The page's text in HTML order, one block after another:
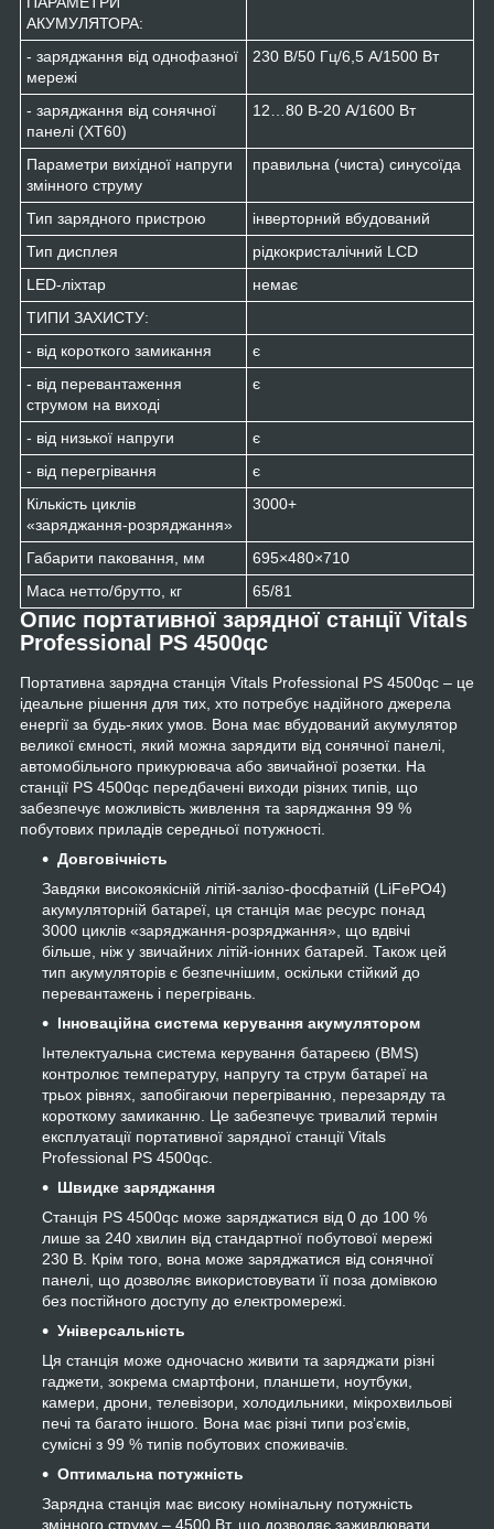
АКУМУЛЯТОРА:
- заряджання від однофазної
мережі
230 В/50 Гц/6,5 А/1500 Вт
- заряджання від сонячної
панелі (XT60)
12…80 В-20 А/1600 Вт
Параметри вихідної напруги
змінного струму
правильна (чиста) синусоїда
Тип зарядного пристрою
інверторний вбудований
Тип дисплея
рідкокристалічний LCD
LED-ліхтар
немає
ТИПИ ЗАХИСТУ:
- від короткого замикання
є
- від перевантаження
струмом на виході
є
- від низької напруги
є
- від перегрівання
є
Кількість циклів
«заряджання-розряджання»
3000+
Габарити паковання, мм
695×480×710
Маса нетто/брутто, кг
65/81
Опис портативної зарядної станції Vitals
Professional PS 4500qc
Портативна зарядна станція Vitals Professional PS 4500qc – це
ідеальне рішення для тих, хто потребує надійного джерела
енергії за будь-яких умов. Вона має вбудований акумулятор
великої ємності, який можна зарядити від сонячної панелі,
автомобільного прикурювача або звичайної розетки. На
станції PS 4500qc передбачені виходи різних типів, що
забезпечує можливість живлення та заряджання 99 %
побутових приладів середньої потужності.
Довговічність
Завдяки високоякісній літій-залізо-фосфатній (LiFePO4)
акумуляторній батареї, ця станція має ресурс понад
3000 циклів «заряджання-розряджання», що вдвічі
більше, ніж у звичайних літій-іонних батарей. Також цей
тип акумуляторів є безпечнішим, оскільки стійкий до
перевантажень і перегрівань.
Інноваційна система керування акумулятором
Інтелектуальна система керування батареєю (BMS)
контролює температуру, напругу та струм батареї на
трьох рівнях, запобігаючи перегріванню, перезаряду та
короткому замиканню. Це забезпечує тривалий термін
експлуатації портативної зарядної станції Vitals
Professional PS 4500qc.
Швидке заряджання
Станція PS 4500qc може заряджатися від 0 до 100 %
лише за 240 хвилин від стандартної побутової мережі
230 В. Крім того, вона може заряджатися від сонячної
панелі, що дозволяє використовувати її поза домівкою
без постійного доступу до електромережі.
Універсальність
Ця станція може одночасно живити та заряджати різні
гаджети, зокрема смартфони, планшети, ноутбуки,
камери, дрони, телевізори, холодильники, мікрохвильові
печі та багато іншого. Вона має різні типи розʼємів,
сумісні з 99 % типів побутових споживачів.
Оптимальна потужність
Зарядна станція має високу номінальну потужність
змінного струму – 4500 Вт, що дозволяє заживлювати